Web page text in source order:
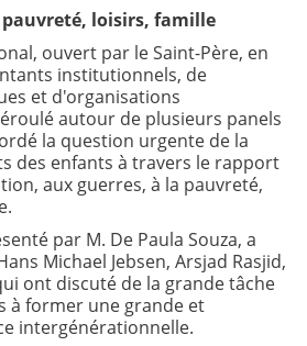
loisirs, famille
ouvert par le Saint-Père, en
institutionnels, de
et d'organisations
autour de plusieurs panels
la question urgente de la
des enfants à travers le rapport
aux guerres, à la pauvreté,
par M. De Paula Souza, a
Michael Jebsen, Arsjad Rasjid,
ont discuté de la grande tâche
à former une grande et
intergénérationnelle.